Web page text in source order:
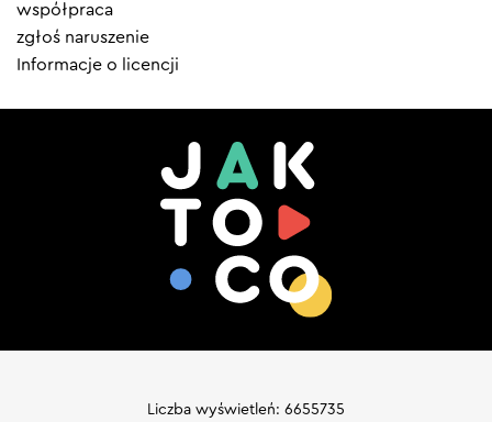
współpraca
zgłoś naruszenie
Informacje o licencji
Liczba wyświetleń: 6655735